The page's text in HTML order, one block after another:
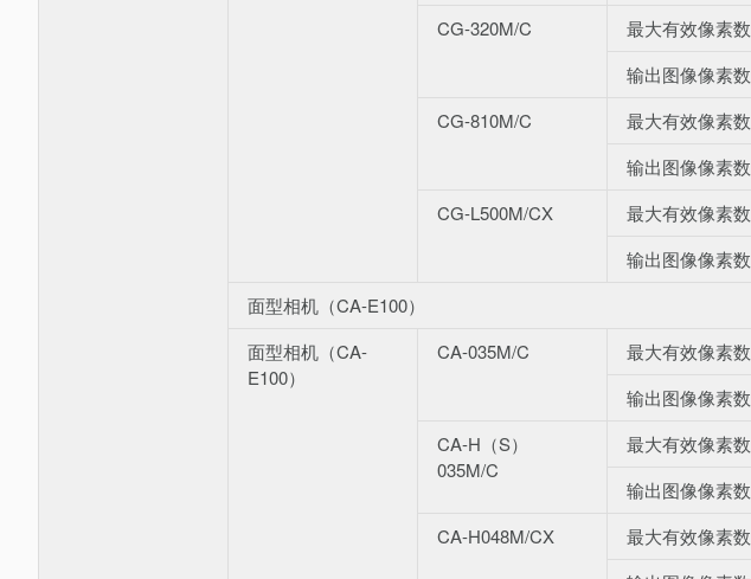
CG-320M/C
最大有效像素数
输出图像像素数
CG-810M/C
最大有效像素数
输出图像像素数
CG-L500M/CX
最大有效像素数
输出图像像素数
面型相机（CA-E100）
面型相机（CA-
E100）
CA-035M/C 最大有效像素数
输出图像像素数
CA-H（S）
035M/C
最大有效像素数
输出图像像素数
CA-H048M/CX
最大有效像素数